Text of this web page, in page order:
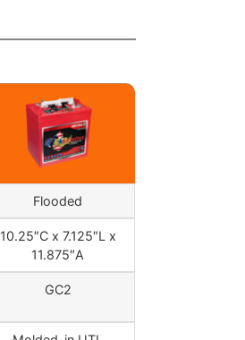
Flooded
10.25″C x 7.125″L x
11.875″A
GC2